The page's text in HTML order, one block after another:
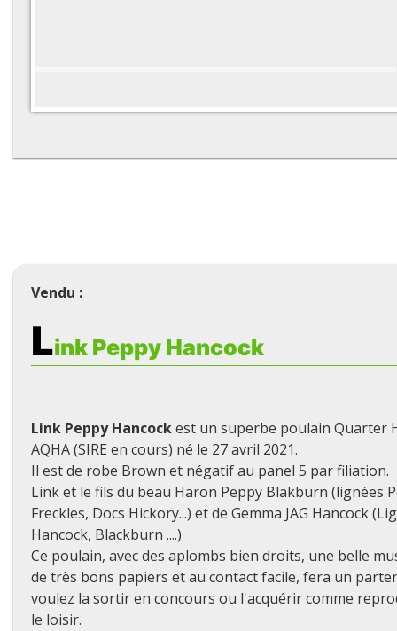
Vendu :
Link Peppy Hancock
Link Peppy Hancockest un superbe poulain Quarter
AQHA (SIRE en cours) né le 27 avril 2021.
Il est de robe Brown et négatif au panel 5 par filiation.
Link et le fils du beau Haron Peppy Blakburn (lignées
Freckles, Docs Hickory...) et de Gemma JAG Hancock
Hancock, Blackburn ....)
Ce poulain, avec des aplombs bien droits, une belle
de très bons papiers et au contact facile, fera un
voulez la sortir en concours ou l'acquérir comme
le loisir.